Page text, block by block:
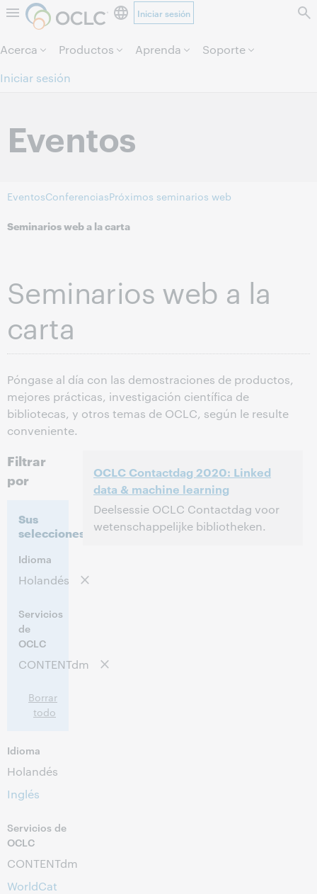
Saltar al contenido.
Iniciar sesión
Acerca Productos Aprenda
Soporte
Iniciar sesión
Eventos
EventosConferenciasPróximos seminarios web
Seminarios web a la carta
Seminarios web a la
carta
Póngase al día con las demostraciones de productos,
mejores prácticas, investigación científica de
bibliotecas, y otros temas de OCLC, según le resulte
conveniente.
Filtrar
por
Sus
selecciones:
Idioma
Holandés
Servicios
de
OCLC
CONTENTdm
Borrar
todo
Idioma
Holandés
Inglés
Servicios de
OCLC
CONTENTdm
WorldCat
OCLC Contactdag 2020: Linked
data & machine learning
Deelsessie OCLC Contactdag voor
wetenschappelijke bibliotheken.